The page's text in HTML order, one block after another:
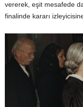
vererek, eşit mesafede
finalinde kararı izleyicisine